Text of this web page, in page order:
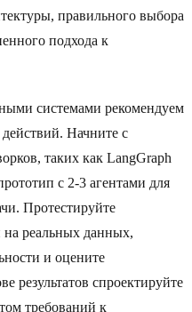
правильного выбора
подхода к
системами рекомендуем
Начните с
таких как LangGraph
с 2-3 агентами для
Протестируйте
на реальных данных,
и оцените
результатов спроектируйте
требований к